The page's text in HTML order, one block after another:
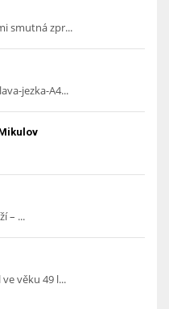
smutná zpr...
jezka-A4...
– ...
věku 49 l...